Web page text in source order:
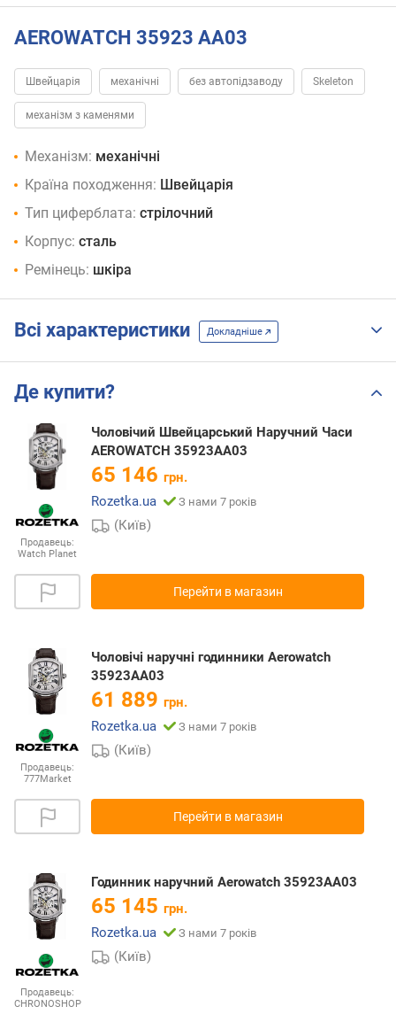
AEROWATCH 35923 AA03
Швейцарія механічні без автопідзаводу Skeleton
механізм з каменями
Механізм: механічні
Країна походження: Швейцарія
Тип циферблата: стрілочний
Корпус: сталь
Ремінець: шкіра
Всі характеристики Докладніше
Де купити?
Продавець:
Watch Planet
Чоловічий Швейцарський Наручний Часи
AEROWATCH 35923AA03
65 146 грн.
Rozetka.ua
З нами 7 років
(Київ)
Перейти в магазин
Продавець:
777Market
Чоловічі наручні годинники Aerowatch
35923AA03
61 889 грн.
Rozetka.ua
З нами 7 років
(Київ)
Перейти в магазин
Продавець:
CHRONOSHOP
Годинник наручний Aerowatch 35923AA03
65 145 грн.
Rozetka.ua
З нами 7 років
(Київ)